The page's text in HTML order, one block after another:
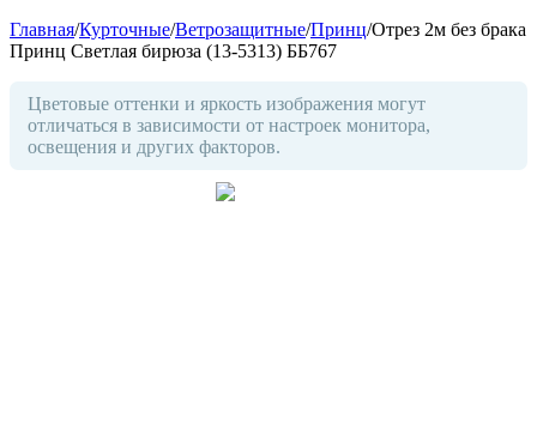
Главная/Курточные/Ветрозащитные/Принц/Отрез 2м без брака
Принц Светлая бирюза (13-5313) ББ767
Цветовые оттенки и яркость изображения могут
отличаться в зависимости от настроек монитора,
освещения и других факторов.